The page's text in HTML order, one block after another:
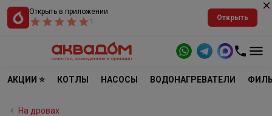
Открыть в приложении
1
Открыть
АКЦИИ ⭐ КОТЛЫ НАСОСЫ ВОДОНАГРЕВАТЕЛИ
На дровах